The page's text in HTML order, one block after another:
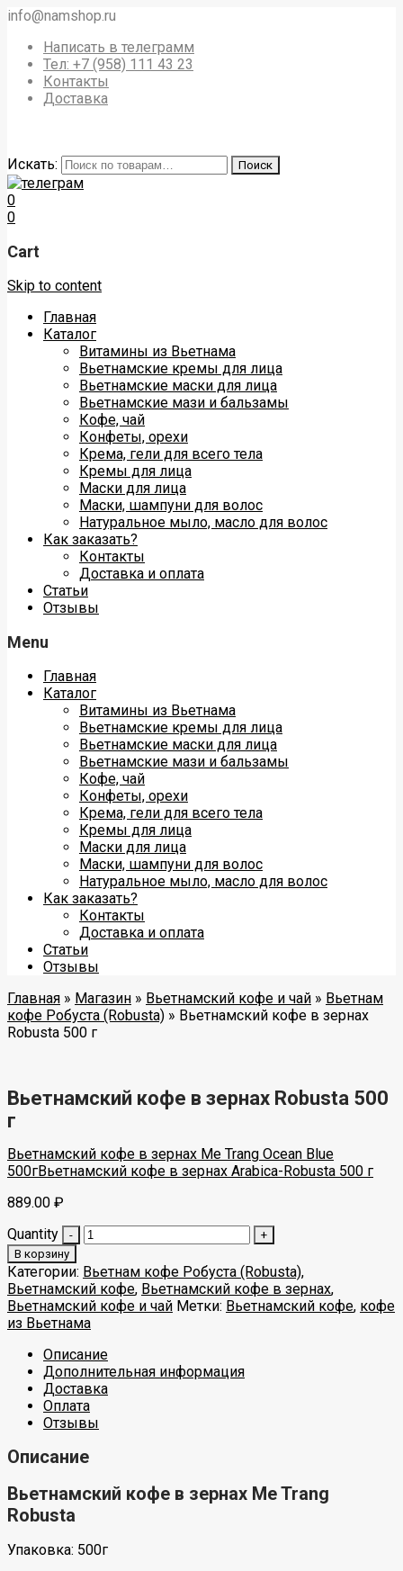
info@namshop.ru
Написать в телеграмм
Тел: +7 (958) 111 43 23
Контакты
Доставка
Искать: Поиск
0
0
Cart
Skip to content
Главная
Каталог
Витамины из Вьетнама
Вьетнамские кремы для лица
Вьетнамские маски для лица
Вьетнамские мази и бальзамы
Кофе, чай
Конфеты, орехи
Крема, гели для всего тела
Кремы для лица
Маски для лица
Маски, шампуни для волос
Натуральное мыло, масло для волос
Как заказать?
Контакты
Доставка и оплата
Статьи
Отзывы
Menu
Главная
Каталог
Витамины из Вьетнама
Вьетнамские кремы для лица
Вьетнамские маски для лица
Вьетнамские мази и бальзамы
Кофе, чай
Конфеты, орехи
Крема, гели для всего тела
Кремы для лица
Маски для лица
Маски, шампуни для волос
Натуральное мыло, масло для волос
Как заказать?
Контакты
Доставка и оплата
Статьи
Отзывы
Главная » Магазин » Вьетнамский кофе и чай » Вьетнам
кофе Робуста (Robusta) » Вьетнамский кофе в зернах
Robusta 500 г
Вьетнамский кофе в зернах Robusta 500
г
Вьетнамский кофе в зернах Me Trang Ocean Blue
500гВьетнамский кофе в зернах Arabica-Robusta 500 г
889.00 ₽
Quantity
В корзину
Категории: Вьетнам кофе Робуста (Robusta),
Вьетнамский кофе, Вьетнамский кофе в зернах,
Вьетнамский кофе и чай Метки: Вьетнамский кофе, кофе
из Вьетнама
Описание
Дополнительная информация
Доставка
Оплата
Отзывы
Описание
Вьетнамский кофе в зернах Me Trang
Robusta
Упаковка: 500г